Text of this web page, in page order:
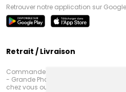
Retrouver notre application sur
Retrait / Livraison
Commandez en ligne et venez
- Grande Pharmacie d’Amiens
chez vous ou en point retrait